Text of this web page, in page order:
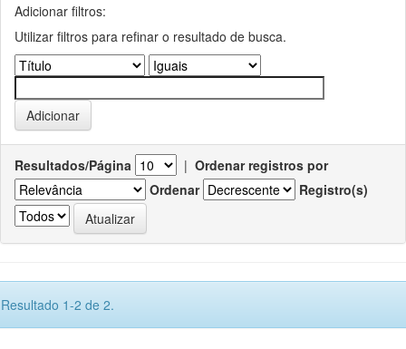
Adicionar filtros:
Utilizar filtros para refinar o resultado de busca.
Resultados/Página | Ordenar registros por
Ordenar
Registro(s)
Resultado 1-2 de 2.